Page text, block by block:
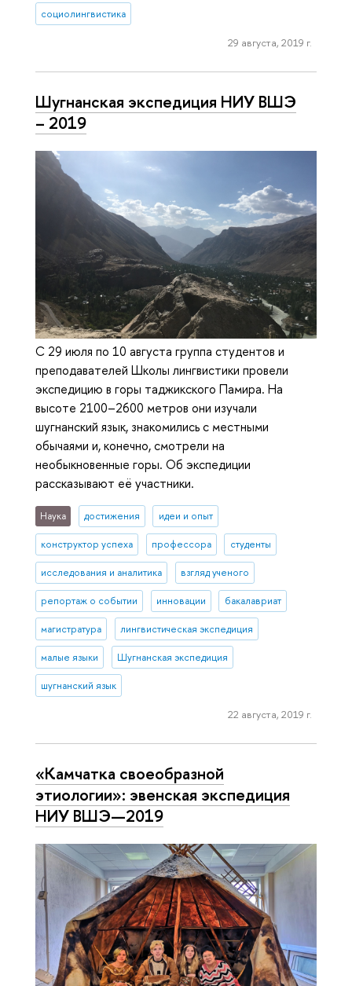
социолингвистика
29 августа, 2019 г.
Шугнанская экспедиция НИУ ВШЭ
– 2019
С 29 июля по 10 августа группа студентов и
преподавателей Школы лингвистики провели
экспедицию в горы таджикского Памира. На
высоте 2100–2600 метров они изучали
шугнанский язык, знакомились с местными
обычаями и, конечно, смотрели на
необыкновенные горы. Об экспедиции
рассказывают её участники.
Наука достижения идеи и опыт
конструктор успеха профессора студенты
исследования и аналитика взгляд ученого
репортаж о событии инновации бакалавриат
магистратура лингвистическая экспедиция
малые языки Шугнанская экспедиция
шугнанский язык
22 августа, 2019 г.
«Камчатка свое­об­раз­ной
этиологии»: эвенская экспедиция
НИУ ВШЭ—2019